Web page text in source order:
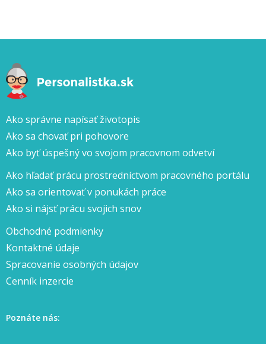
Ako správne napísať životopis
Ako sa chovať pri pohovore
Ako byť úspešný vo svojom pracovnom odvetví
Ako hľadať prácu prostredníctvom pracovného portálu
Ako sa orientovať v ponukách práce
Ako si nájsť prácu svojich snov
Obchodné podmienky
Kontaktné údaje
Spracovanie osobných údajov
Cenník inzercie
Poznáte nás: